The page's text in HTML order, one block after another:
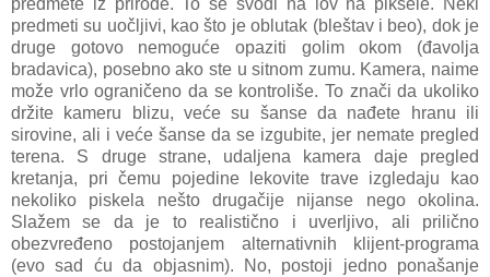
predmete iz prirode. To se svodi na lov na piksele. Neki
predmeti su uočljivi, kao što je oblutak (bleštav i beo), dok je
druge gotovo nemoguće opaziti golim okom (đavolja
bradavica), posebno ako ste u sitnom zumu. Kamera, naime
može vrlo ograničeno da se kontroliše. To znači da ukoliko
držite kameru blizu, veće su šanse da nađete hranu ili
sirovine, ali i veće šanse da se izgubite, jer nemate pregled
terena. S druge strane, udaljena kamera daje pregled
kretanja, pri čemu pojedine lekovite trave izgledaju kao
nekoliko piskela nešto drugačije nijanse nego okolina.
Slažem se da je to realistično i uverljivo, ali prilično
obezvređeno postojanjem alternativnih klijent-programa
(evo sad ću da objasnim). No, postoji jedno ponašanje